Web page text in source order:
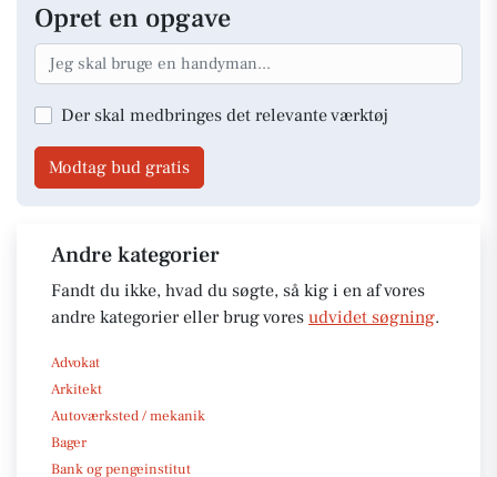
Opret en opgave
Der skal medbringes det relevante værktøj
Modtag bud gratis
Andre kategorier
Fandt du ikke, hvad du søgte, så kig i en af vores
andre kategorier eller brug vores udvidet søgning.
Advokat
Arkitekt
Autoværksted / mekanik
Bager
Bank og pengeinstitut